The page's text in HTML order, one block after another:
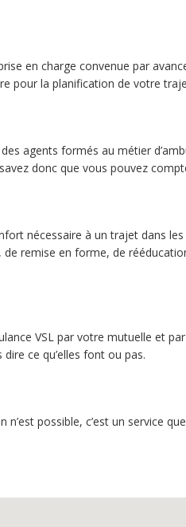
en charge convenue par
pour la planification de votre
agents formés au métier
donc que vous pouvez
nécessaire à un trajet dans
remise en forme, de
VSL par votre mutuelle et
ce qu’elles font ou pas.
possible, c’est un service